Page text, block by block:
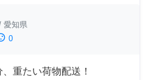
愛知県
0
重たい荷物配送！